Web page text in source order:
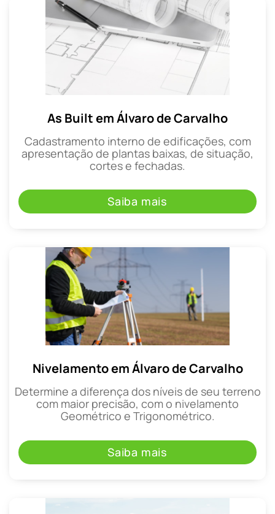
As Built em Álvaro de Carvalho
Cadastramento interno de edificações, com
apresentação de plantas baixas, de situação,
cortes e fechadas.
Saiba mais
Nivelamento em Álvaro de Carvalho
Determine a diferença dos níveis de seu terreno
com maior precisão, com o nivelamento
Geométrico e Trigonométrico.
Saiba mais